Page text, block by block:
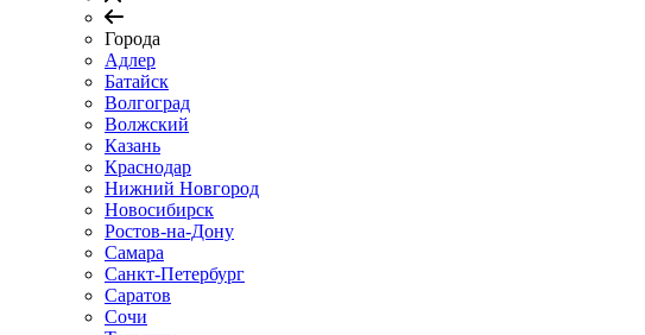
Города
Адлер
Батайск
Волгоград
Волжский
Казань
Краснодар
Нижний Новгород
Новосибирск
Ростов-на-Дону
Самара
Санкт-Петербург
Саратов
Сочи